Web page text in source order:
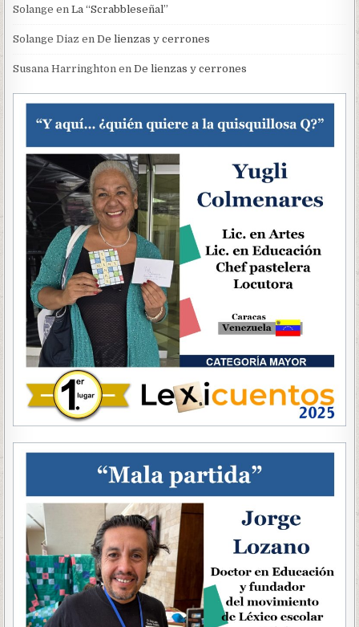
Solange enLa “Scrabbleseñal”
Solange Diaz enDe lienzas y cerrones
Susana Harringhton enDe lienzas y cerrones